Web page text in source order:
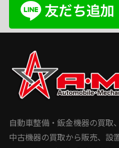
自動車整備・鈑金機器の買取
中古機器の買取から販売、設